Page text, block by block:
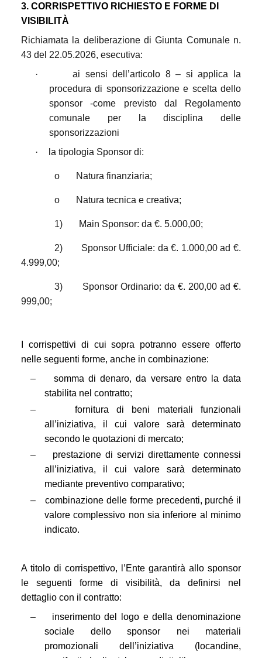
3. CORRISPETTIVO RICHIESTO E FORME DI
VISIBILITÀ
Richiamata la deliberazione di Giunta Comunale n.
43 del 22.05.2026, esecutiva:
·
ai sensi dell’articolo 8 – si applica la
procedura di sponsorizzazione e scelta dello
sponsor -come previsto dal Regolamento
comunale per la disciplina delle
sponsorizzazioni
·
la tipologia Sponsor di:
o Natura finanziaria;
o Natura tecnica e creativa;
1) Main Sponsor: da €. 5.000,00;
2)
Sponsor Ufficiale: da €. 1.000,00 ad €.
4.999,00;
3)
Sponsor Ordinario: da €. 200,00 ad €.
999,00;
I corrispettivi di cui sopra potranno essere offerto
nelle seguenti forme, anche in combinazione:
–
somma di denaro, da versare entro la data
stabilita nel contratto;
–
fornitura di beni materiali funzionali
all’iniziativa, il cui valore sarà determinato
secondo le quotazioni di mercato;
–
prestazione di servizi direttamente connessi
all’iniziativa, il cui valore sarà determinato
mediante preventivo comparativo;
–
combinazione delle forme precedenti, purché il
valore complessivo non sia inferiore al minimo
indicato.
A titolo di corrispettivo, l’Ente garantirà allo sponsor
le seguenti forme di visibilità, da definirsi nel
dettaglio con il contratto:
–
inserimento del logo e della denominazione
sociale dello sponsor nei materiali
promozionali dell’iniziativa (locandine,